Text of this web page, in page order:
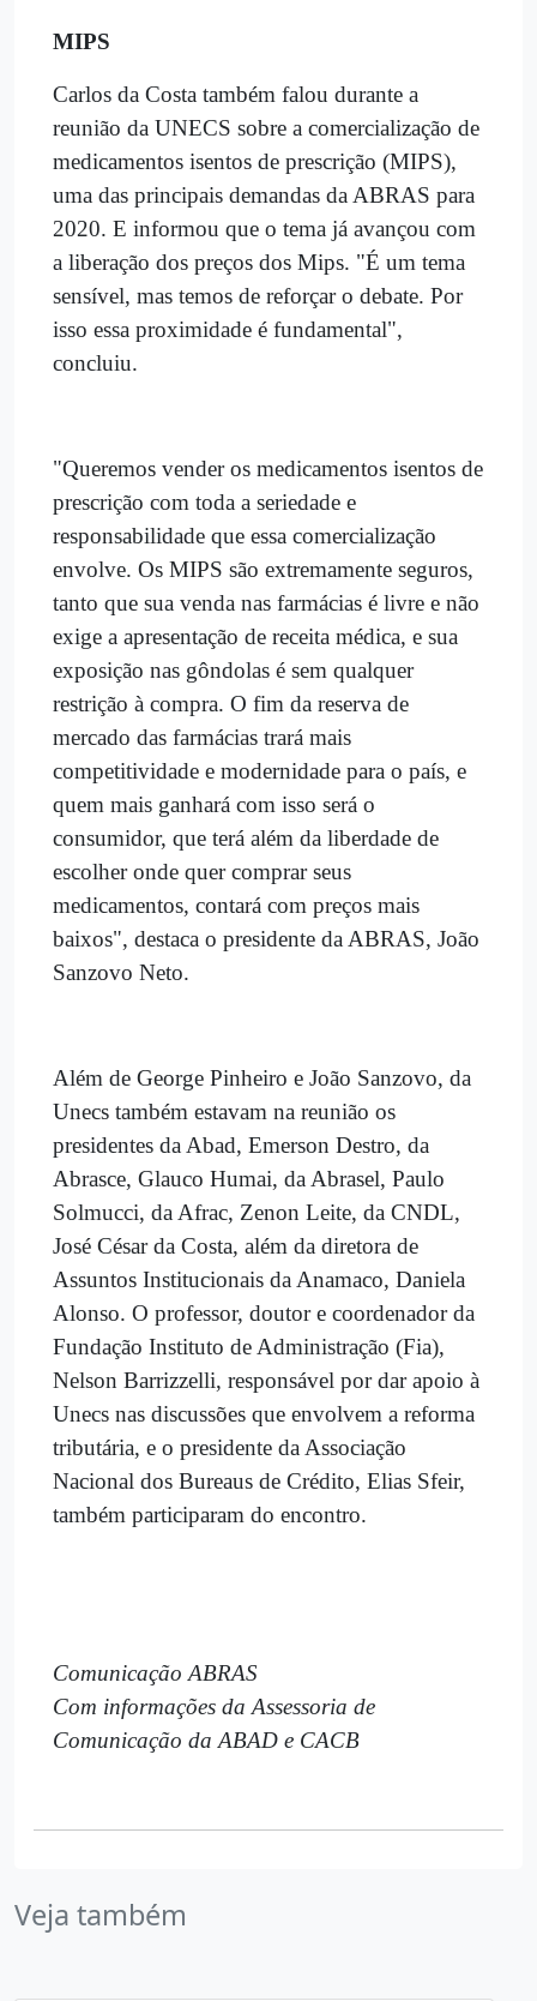
MIPS
Carlos da Costa também falou durante a
reunião da UNECS sobre a comercialização de
medicamentos isentos de prescrição (MIPS),
uma das principais demandas da ABRAS para
2020. E informou que o tema já avançou com
a liberação dos preços dos Mips. "É um tema
sensível, mas temos de reforçar o debate. Por
isso essa proximidade é fundamental",
concluiu.
"Queremos vender os medicamentos isentos de
prescrição com toda a seriedade e
responsabilidade que essa comercialização
envolve. Os MIPS são extremamente seguros,
tanto que sua venda nas farmácias é livre e não
exige a apresentação de receita médica, e sua
exposição nas gôndolas é sem qualquer
restrição à compra. O fim da reserva de
mercado das farmácias trará mais
competitividade e modernidade para o país, e
quem mais ganhará com isso será o
consumidor, que terá além da liberdade de
escolher onde quer comprar seus
medicamentos, contará com preços mais
baixos", destaca o presidente da ABRAS, João
Sanzovo Neto.
Além de George Pinheiro e João Sanzovo, da
Unecs também estavam na reunião os
presidentes da Abad, Emerson Destro, da
Abrasce, Glauco Humai, da Abrasel, Paulo
Solmucci, da Afrac, Zenon Leite, da CNDL,
José César da Costa, além da diretora de
Assuntos Institucionais da Anamaco, Daniela
Alonso. O professor, doutor e coordenador da
Fundação Instituto de Administração (Fia),
Nelson Barrizzelli, responsável por dar apoio à
Unecs nas discussões que envolvem a reforma
tributária, e o presidente da Associação
Nacional dos Bureaus de Crédito, Elias Sfeir,
também participaram do encontro.
Comunicação ABRAS
Com informações da Assessoria de
Comunicação da ABAD e CACB
Veja também